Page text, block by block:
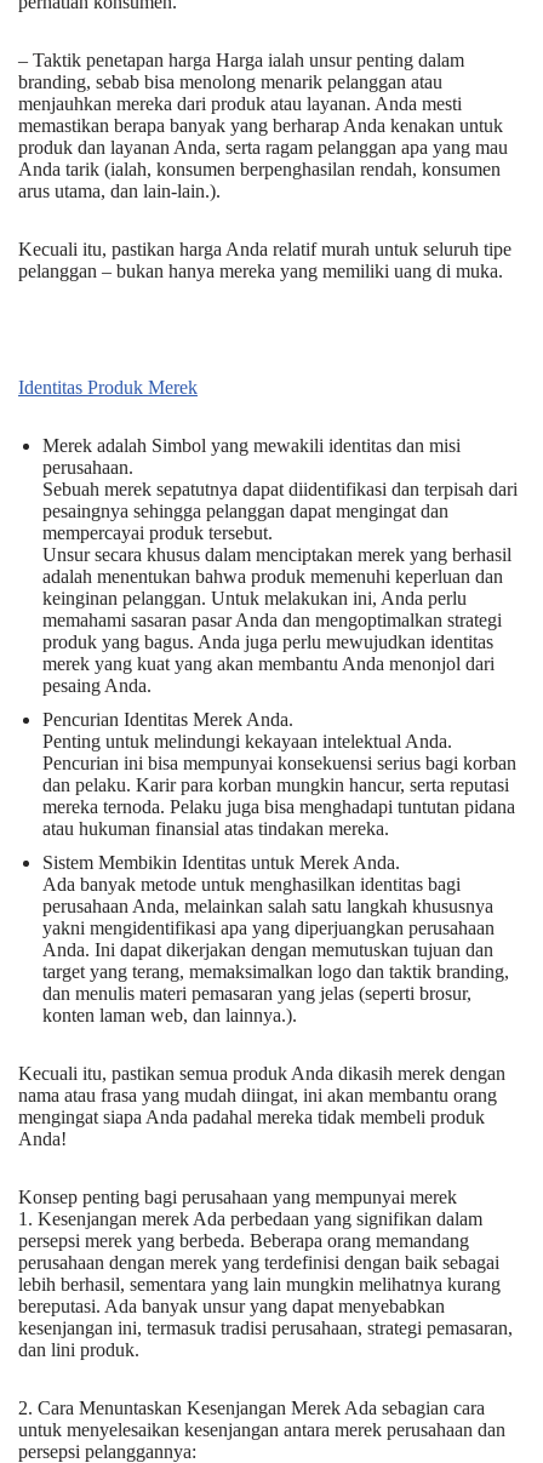
– Taktik penetapan harga Harga ialah unsur penting dalam
branding, sebab bisa menolong menarik pelanggan atau
menjauhkan mereka dari produk atau layanan. Anda mesti
memastikan berapa banyak yang berharap Anda kenakan untuk
produk dan layanan Anda, serta ragam pelanggan apa yang mau
Anda tarik (ialah, konsumen berpenghasilan rendah, konsumen
arus utama, dan lain-lain.).
Kecuali itu, pastikan harga Anda relatif murah untuk seluruh tipe
pelanggan – bukan hanya mereka yang memiliki uang di muka.
Identitas Produk Merek
Merek adalah Simbol yang mewakili identitas dan misi
perusahaan.
Sebuah merek sepatutnya dapat diidentifikasi dan terpisah dari
pesaingnya sehingga pelanggan dapat mengingat dan
mempercayai produk tersebut.
Unsur secara khusus dalam menciptakan merek yang berhasil
adalah menentukan bahwa produk memenuhi keperluan dan
keinginan pelanggan. Untuk melakukan ini, Anda perlu
memahami sasaran pasar Anda dan mengoptimalkan strategi
produk yang bagus. Anda juga perlu mewujudkan identitas
merek yang kuat yang akan membantu Anda menonjol dari
pesaing Anda.
Pencurian Identitas Merek Anda.
Penting untuk melindungi kekayaan intelektual Anda.
Pencurian ini bisa mempunyai konsekuensi serius bagi korban
dan pelaku. Karir para korban mungkin hancur, serta reputasi
mereka ternoda. Pelaku juga bisa menghadapi tuntutan pidana
atau hukuman finansial atas tindakan mereka.
Sistem Membikin Identitas untuk Merek Anda.
Ada banyak metode untuk menghasilkan identitas bagi
perusahaan Anda, melainkan salah satu langkah khususnya
yakni mengidentifikasi apa yang diperjuangkan perusahaan
Anda. Ini dapat dikerjakan dengan memutuskan tujuan dan
target yang terang, memaksimalkan logo dan taktik branding,
dan menulis materi pemasaran yang jelas (seperti brosur,
konten laman web, dan lainnya.).
Kecuali itu, pastikan semua produk Anda dikasih merek dengan
nama atau frasa yang mudah diingat, ini akan membantu orang
mengingat siapa Anda padahal mereka tidak membeli produk
Anda!
Konsep penting bagi perusahaan yang mempunyai merek
1. Kesenjangan merek Ada perbedaan yang signifikan dalam
persepsi merek yang berbeda. Beberapa orang memandang
perusahaan dengan merek yang terdefinisi dengan baik sebagai
lebih berhasil, sementara yang lain mungkin melihatnya kurang
bereputasi. Ada banyak unsur yang dapat menyebabkan
kesenjangan ini, termasuk tradisi perusahaan, strategi pemasaran,
dan lini produk.
2. Cara Menuntaskan Kesenjangan Merek Ada sebagian cara
untuk menyelesaikan kesenjangan antara merek perusahaan dan
persepsi pelanggannya: